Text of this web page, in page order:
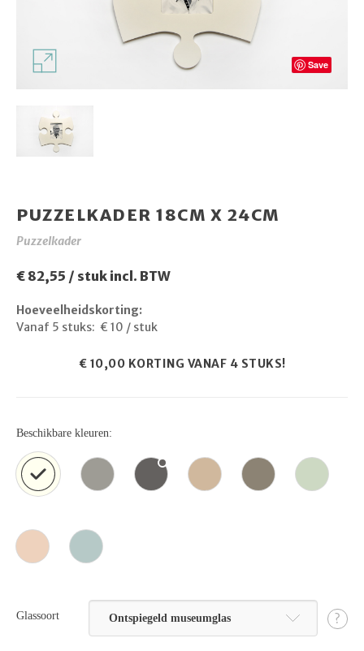
Save
PUZZELKADER 18CM X 24CM
Puzzelkader
€ 82,55 / stuk incl. BTW
Hoeveelheidskorting:
Vanaf 5 stuks: € 10 / stuk
€ 10,00 KORTING VANAF 4 STUKS!
Beschikbare kleuren:
Glassoort Ontspiegeld museumglas ?